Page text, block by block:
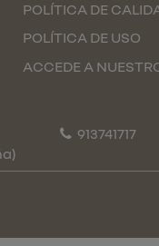
POLÍTICA DE
POLÍTICA DE USO
ACCEDE A
913741717